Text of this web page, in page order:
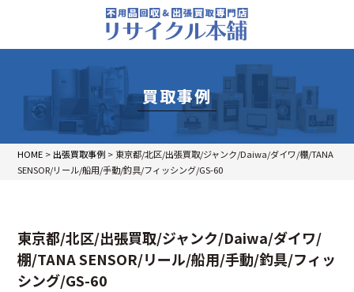
買取事例
HOME > 出張買取事例 > 東京都/北区/出張買取/ジャンク/Daiwa/ダイワ/棚/TANA
SENSOR/リール/船用/手動/釣具/フィッシング/GS-60
東京都/北区/出張買取/ジャンク/Daiwa/ダイワ/
棚/TANA SENSOR/リール/船用/手動/釣具/フィッ
シング/GS-60